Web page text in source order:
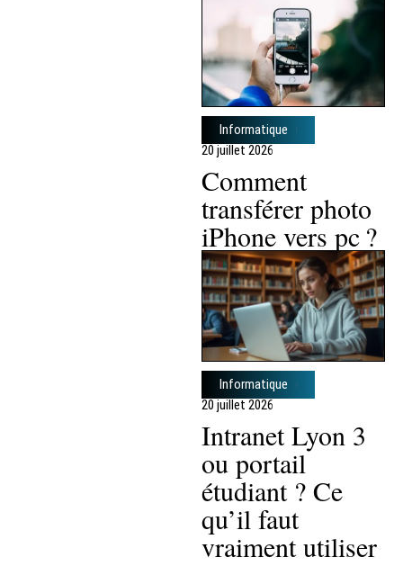
Informatique
20 juillet 2026
Comment
transférer photo
iPhone vers pc ?
Informatique
20 juillet 2026
Intranet Lyon 3
ou portail
étudiant ? Ce
qu’il faut
vraiment utiliser